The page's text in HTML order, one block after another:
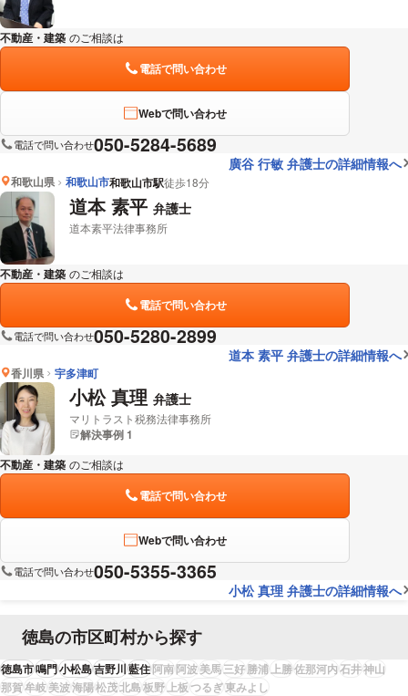
不動産・建築 のご相談は
電話で問い合わせ
Webで問い合わせ
電話で問い合わせ050-5284-5689
廣谷 行敏 弁護士の詳細情報へ
和歌山県 和歌山市和歌山市駅徒歩18分
道本 素平 弁護士
道本素平法律事務所
不動産・建築 のご相談は
電話で問い合わせ
電話で問い合わせ050-5280-2899
道本 素平 弁護士の詳細情報へ
香川県 宇多津町
小松 真理 弁護士
マリトラスト税務法律事務所
解決事例 1
不動産・建築 のご相談は
電話で問い合わせ
Webで問い合わせ
電話で問い合わせ050-5355-3365
小松 真理 弁護士の詳細情報へ
徳島の市区町村から探す
徳島市鳴門小松島吉野川藍住阿南阿波美馬三好勝浦上勝佐那河内石井神山
那賀牟岐美波海陽松茂北島板野上板つるぎ東みよし